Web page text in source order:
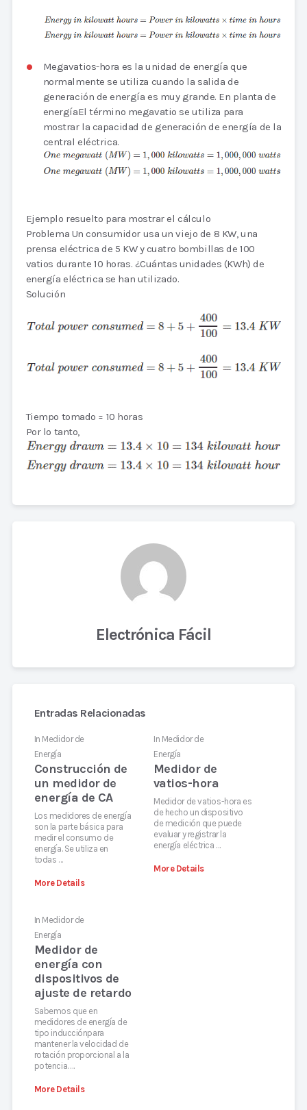
Megavatios-hora es la unidad de energía que
normalmente se utiliza cuando la salida de
generación de energía es muy grande. En planta de
energíaEl término megavatio se utiliza para
mostrar la capacidad de generación de energía de la
central eléctrica.
Ejemplo resuelto para mostrar el cálculo
Problema Un consumidor usa un viejo de 8 KW, una
prensa eléctrica de 5 KW y cuatro bombillas de 100
vatios durante 10 horas. ¿Cuántas unidades (KWh) de
energía eléctrica se han utilizado.
Solución
Tiempo tomado = 10 horas
Por lo tanto,
Electrónica Fácil
Entradas Relacionadas
In Medidor de
Energía
Construcción de
un medidor de
energía de CA
Los medidores de energía
son la parte básica para
medir el consumo de
energía. Se utiliza en
todas …
More Details
In Medidor de
Energía
Medidor de
vatios-hora
Medidor de vatios-hora es
de hecho un dispositivo
de medición que puede
evaluar y registrar la
energía eléctrica …
More Details
In Medidor de
Energía
Medidor de
energía con
dispositivos de
ajuste de retardo
Sabemos que en
medidores de energía de
tipo inducciónpara
mantener la velocidad de
rotación proporcional a la
potencia. …
More Details